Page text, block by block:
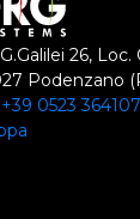
26, Loc.
Podenzano
+39 0523 364107